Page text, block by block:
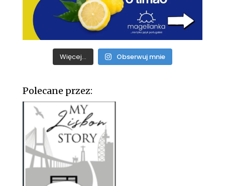
Więcej... Obserwuj mnie
Polecane przez: